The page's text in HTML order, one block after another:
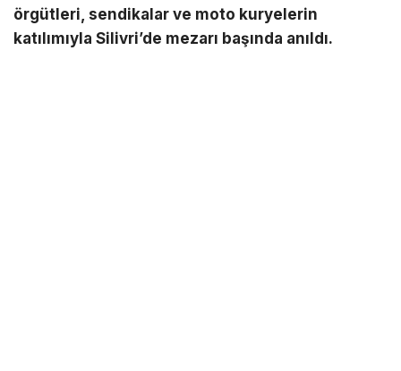
örgütleri, sendikalar ve moto kuryelerin
katılımıyla Silivri’de mezarı başında anıldı.